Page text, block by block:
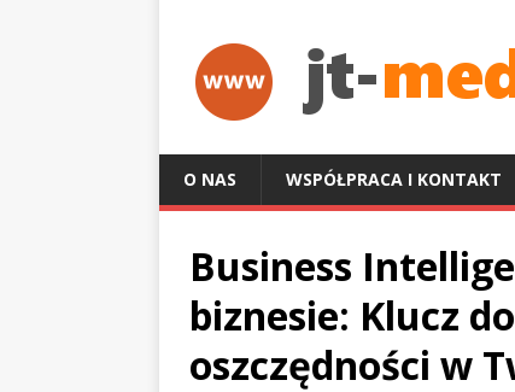
O NAS WSPÓŁPRACA I KONTAKT
Business
biznesie: Klucz
oszczędności w